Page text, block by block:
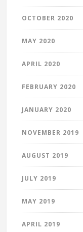
OCTOBER 2020
MAY 2020
APRIL 2020
FEBRUARY 2020
JANUARY 2020
NOVEMBER 2019
AUGUST 2019
JULY 2019
MAY 2019
APRIL 2019